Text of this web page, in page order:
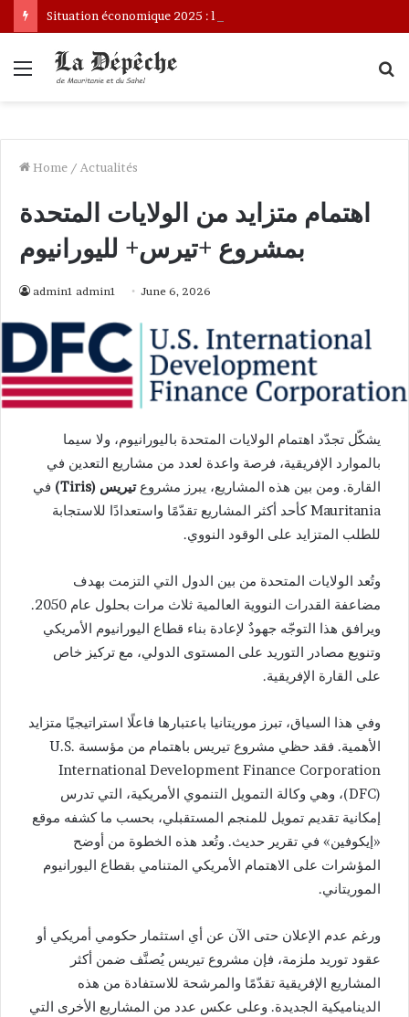
Menu
Home / Actualités
اهتمام متزايد من الولايات المتحدة
بمشروع +تيرس+ لليورانيوم
admin1 admin1 June 6, 2026
يشكّل تجدّد اهتمام الولايات المتحدة باليورانيوم، ولا سيما
بالموارد الإفريقية، فرصة واعدة لعدد من مشاريع التعدين في
القارة. ومن بين هذه المشاريع، يبرز مشروعتيريس (Tiris)
في
Mauritaniaكأحد أكثر المشاريع تقدّمًا واستعدادًا للاستجابة
للطلب المتزايد على الوقود النووي.
وتُعد الولايات المتحدة من بين الدول التي التزمت بهدف
مضاعفة القدرات النووية العالمية ثلاث مرات بحلول عام 2050.
ويرافق هذا التوجّه جهودٌ لإعادة بناء قطاع اليورانيوم الأمريكي
وتنويع مصادر التوريد على المستوى الدولي، مع تركيز خاص
على القارة الإفريقية.
وفي هذا السياق، تبرز موريتانيا باعتبارها فاعلًا استراتيجيًا متزايد
الأهمية. فقد حظي مشروع تيريس باهتمام من مؤسسة U.S.
International Development Finance Corporation
(DFC)، وهي وكالة التمويل التنموي الأمريكية، التي تدرس
إمكانية تقديم تمويل للمنجم المستقبلي، بحسب ما كشفه موقع
«إيكوفين» في تقرير حديث. وتُعد هذه الخطوة من أوضح
المؤشرات على الاهتمام الأمريكي المتنامي بقطاع اليورانيوم
الموريتاني.
ورغم عدم الإعلان حتى الآن عن أي استثمار حكومي أمريكي أو
عقود توريد ملزمة، فإن مشروع تيريس يُصنَّف ضمن أكثر
المشاريع الإفريقية تقدّمًا والمرشحة للاستفادة من هذه
الديناميكية الجديدة. وعلى عكس عدد من المشاريع الأخرى التي